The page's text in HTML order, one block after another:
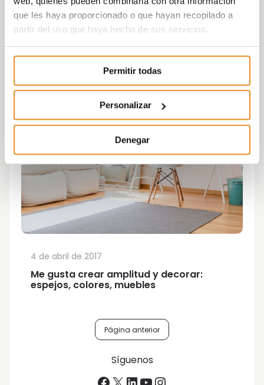
que les haya proporcionado o que hayan recopilado a
partir del uso que haya hecho de sus servicios.
Permitir todas
Personalizar
Denegar
Me gusta crear amplitud y decorar:
espejos, colores, muebles
4 de abril de 2017
Navegación
entradas
Página anterior
Síguenos